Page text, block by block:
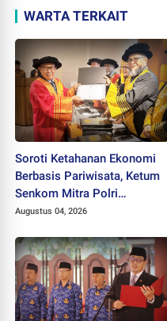
WARTA TERKAIT
Soroti Ketahanan Ekonomi
Berbasis Pariwisata, Ketum
Senkom Mitra Polri
Dikukuhkan sebagai
Augustus 04, 2026